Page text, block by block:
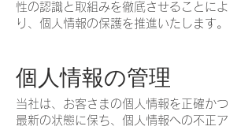
性の認識と取組みを徹底させることによ
り、個人情報の保護を推進いたします。
個人情報の管理
当社は、お客さまの個人情報を正確かつ
最新の状態に保ち、個人情報への不正ア